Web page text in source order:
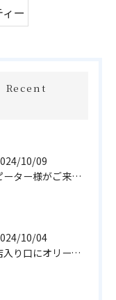
ー
Recent
10/09
リピーター様がご来店🌿オーガニックよもぎハーブ蒸し
10/04
お店入り口にオリーブの木を置きました🌲